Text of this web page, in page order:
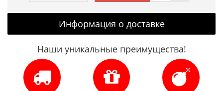
Информация о доставке
Наши уникальные преимущества!